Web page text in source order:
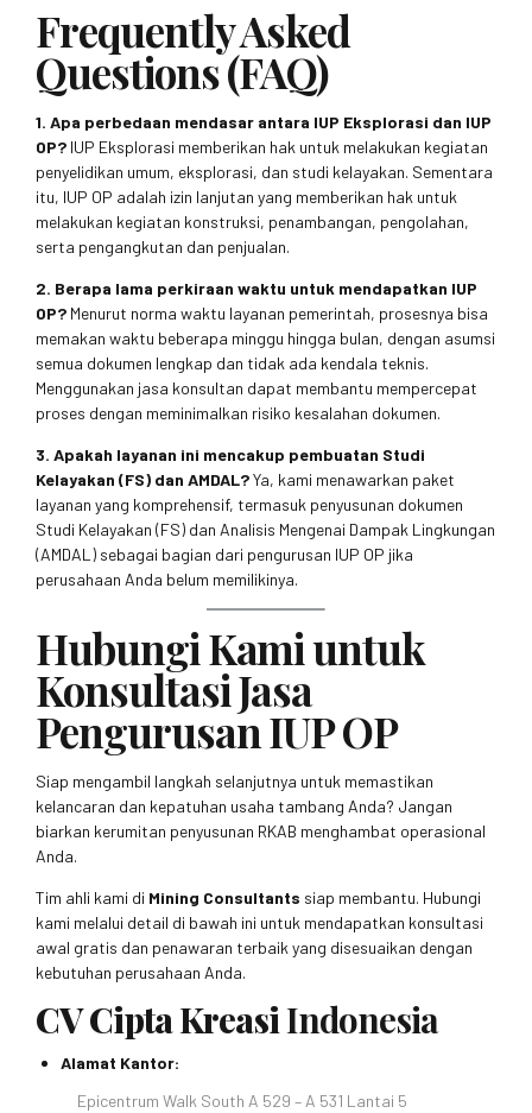
Frequently Asked
Questions (FAQ)
1. Apa perbedaan mendasar antara IUP Eksplorasi dan IUP
OP? IUP Eksplorasi memberikan hak untuk melakukan kegiatan
penyelidikan umum, eksplorasi, dan studi kelayakan. Sementara
itu, IUP OP adalah izin lanjutan yang memberikan hak untuk
melakukan kegiatan konstruksi, penambangan, pengolahan,
serta pengangkutan dan penjualan.
2. Berapa lama perkiraan waktu untuk mendapatkan IUP
OP? Menurut norma waktu layanan pemerintah, prosesnya bisa
memakan waktu beberapa minggu hingga bulan, dengan asumsi
semua dokumen lengkap dan tidak ada kendala teknis.
Menggunakan jasa konsultan dapat membantu mempercepat
proses dengan meminimalkan risiko kesalahan dokumen.
3. Apakah layanan ini mencakup pembuatan Studi
Kelayakan (FS) dan AMDAL?Ya, kami menawarkan paket
layanan yang komprehensif, termasuk penyusunan dokumen
Studi Kelayakan (FS) dan Analisis Mengenai Dampak Lingkungan
(AMDAL) sebagai bagian dari pengurusan IUP OP jika
perusahaan Anda belum memilikinya.
Hubungi Kami untuk
Konsultasi Jasa
Pengurusan IUP OP
Siap mengambil langkah selanjutnya untuk memastikan
kelancaran dan kepatuhan usaha tambang Anda? Jangan
biarkan kerumitan penyusunan RKAB menghambat operasional
Anda.
Tim ahli kami di Mining Consultants siap membantu. Hubungi
kami melalui detail di bawah ini untuk mendapatkan konsultasi
awal gratis dan penawaran terbaik yang disesuaikan dengan
kebutuhan perusahaan Anda.
CV Cipta KreasiIndonesia
Alamat Kantor:
Epicentrum Walk South A 529 – A 531 Lantai 5